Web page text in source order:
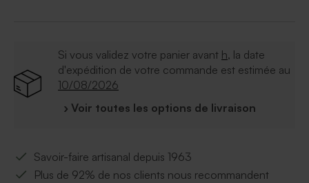
Si vous validez votre panier avant h, la date
d'expédition de votre commande est estimée au
10/08/2026
› Voir toutes les options de livraison
Savoir-faire artisanal depuis 1963
Plus de 92% de nos clients nous recommandent